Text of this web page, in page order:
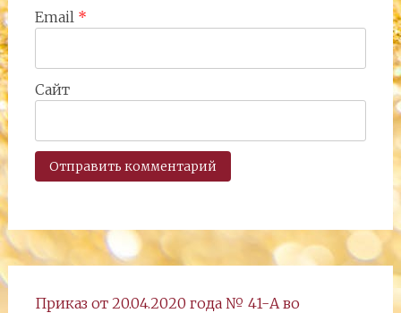
Email *
Сайт
Приказ от 20.04.2020 года № 41-А во